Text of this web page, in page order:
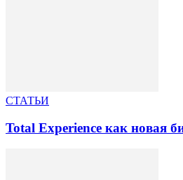
СТАТЬИ
Total Experience как новая